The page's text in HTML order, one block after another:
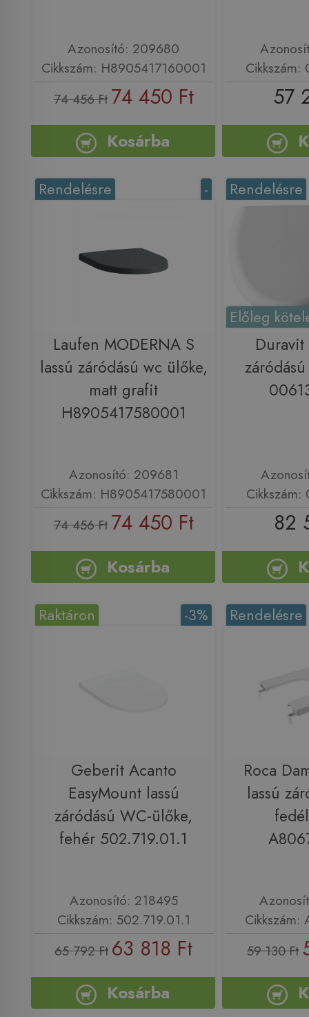
Azonosító: 209680
Cikkszám: H8905417160001
74 456 Ft 74 450 Ft
Kosárba
57
-
Rendelésre
Laufen MODERNA S
lassú záródású wc ülőke,
matt grafit
H8905417580001
Azonosító: 209681
Cikkszám: H8905417580001
74 456 Ft 74 450 Ft
Kosárba
Rendelésre
Előleg
Duravit
82
-3%
Raktáron
Geberit Acanto
EasyMount lassú
záródású WC-ülőke,
fehér 502.719.01.1
Azonosító: 218495
Cikkszám: 502.719.01.1
65 792 Ft 63 818 Ft
Kosárba
Rendelésre
Roca
lassú
59 130 Ft